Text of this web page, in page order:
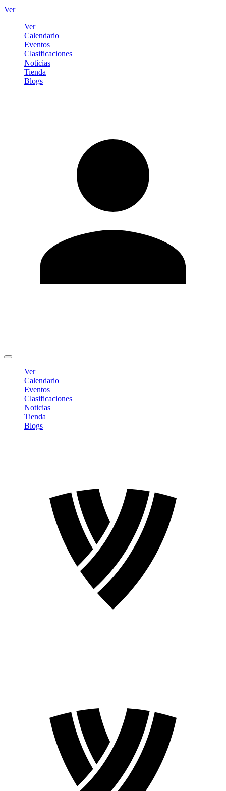
Ver
Ver
Calendario
Eventos
Clasificaciones
Noticias
Tienda
Blogs
Ver
Calendario
Eventos
Clasificaciones
Noticias
Tienda
Blogs